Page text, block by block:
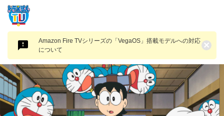
Amazon Fire TVシリーズの「VegaOS」搭載モデルへの対応
について
×